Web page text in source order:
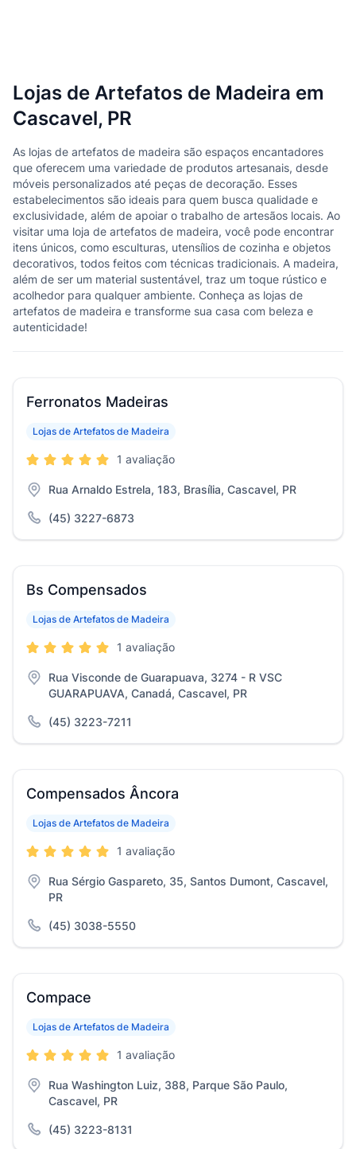
Lojas de Artefatos de Madeira em
Cascavel, PR
As lojas de artefatos de madeira são espaços encantadores
que oferecem uma variedade de produtos artesanais, desde
móveis personalizados até peças de decoração. Esses
estabelecimentos são ideais para quem busca qualidade e
exclusividade, além de apoiar o trabalho de artesãos locais. Ao
visitar uma loja de artefatos de madeira, você pode encontrar
itens únicos, como esculturas, utensílios de cozinha e objetos
decorativos, todos feitos com técnicas tradicionais. A madeira,
além de ser um material sustentável, traz um toque rústico e
acolhedor para qualquer ambiente. Conheça as lojas de
artefatos de madeira e transforme sua casa com beleza e
autenticidade!
Ferronatos Madeiras
Lojas de Artefatos de Madeira
1 avaliação
Rua Arnaldo Estrela, 183, Brasília, Cascavel, PR
(45) 3227-6873
Bs Compensados
Lojas de Artefatos de Madeira
1 avaliação
Rua Visconde de Guarapuava, 3274 - R VSC
GUARAPUAVA, Canadá, Cascavel, PR
(45) 3223-7211
Compensados Âncora
Lojas de Artefatos de Madeira
1 avaliação
Rua Sérgio Gaspareto, 35, Santos Dumont, Cascavel,
PR
(45) 3038-5550
Compace
Lojas de Artefatos de Madeira
1 avaliação
Rua Washington Luiz, 388, Parque São Paulo,
Cascavel, PR
(45) 3223-8131